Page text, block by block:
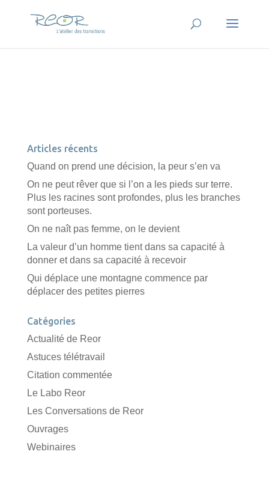
Articles récents
Quand on prend une décision, la peur s’en va
On ne peut rêver que si l’on a les pieds sur terre.
Plus les racines sont profondes, plus les branches
sont porteuses.
On ne naît pas femme, on le devient
La valeur d’un homme tient dans sa capacité à
donner et dans sa capacité à recevoir
Qui déplace une montagne commence par
déplacer des petites pierres
Catégories
Actualité de Reor
Astuces télétravail
Citation commentée
Le Labo Reor
Les Conversations de Reor
Ouvrages
Webinaires